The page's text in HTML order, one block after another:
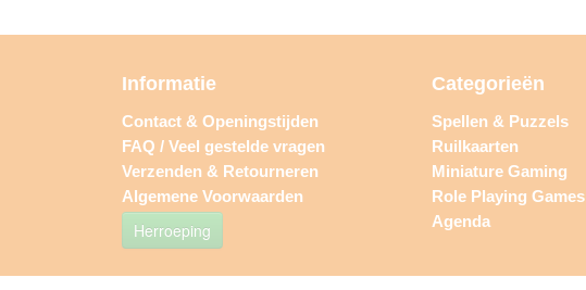
Informatie
Contact & Openingstijden
FAQ / Veel gestelde vragen
Verzenden & Retourneren
Algemene Voorwaarden
Herroeping
Categorieën
Spellen & Puzzels
Ruilkaarten
Miniature Gaming
Role Playing Games
Agenda